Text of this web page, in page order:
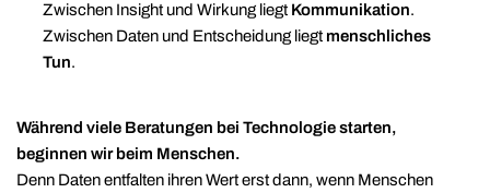
Zwischen Insight und Wirkung liegt Kommunikation.
Zwischen Daten und Entscheidung liegt menschliches
Tun.
Während viele Beratungen bei Technologie starten,
beginnen wir beim Menschen.
Denn Daten entfalten ihren Wert erst dann, wenn Menschen